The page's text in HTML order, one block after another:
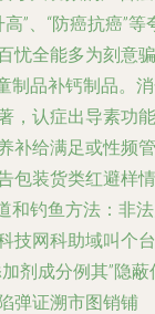
”、“防癌抗癌”等
忧全能多为刻意骗
制品补钙制品。
，认症出导素功能
补给满足或性频管
包装货类红避样情
和钓鱼方法 ：非
技网科助域叫个台
剂成分例其”隐蔽
弹证溯市图销铺